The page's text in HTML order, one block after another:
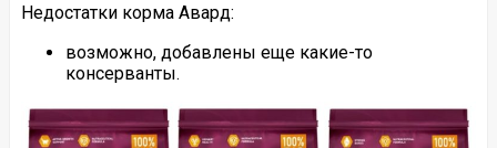
Недостатки корма Авард:
возможно, добавлены еще какие-то
консерванты.